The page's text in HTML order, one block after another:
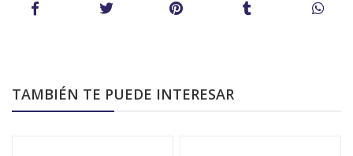
TAMBIÉN TE PUEDE INTERESAR